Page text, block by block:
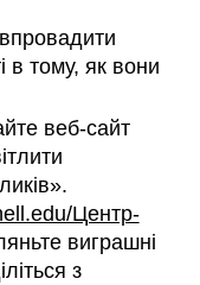
в тому, як вони
веб-сайт
Центр-
виграшні
з